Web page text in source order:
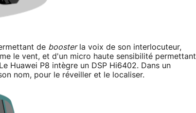
de boosterla voix de son interlocuteur,
le vent, et d'un micro haute sensibilité permettant
Huawei P8 intègre un DSP Hi6402. Dans un
nom, pour le réveiller et le localiser.